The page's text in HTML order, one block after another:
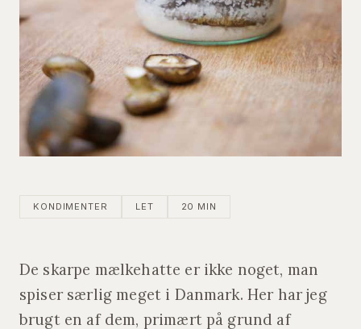
KONDIMENTER LET 20 MIN
De skarpe mælkehatte er ikke noget, man
spiser særlig meget i Danmark. Her har jeg
brugt en af dem, primært på grund af